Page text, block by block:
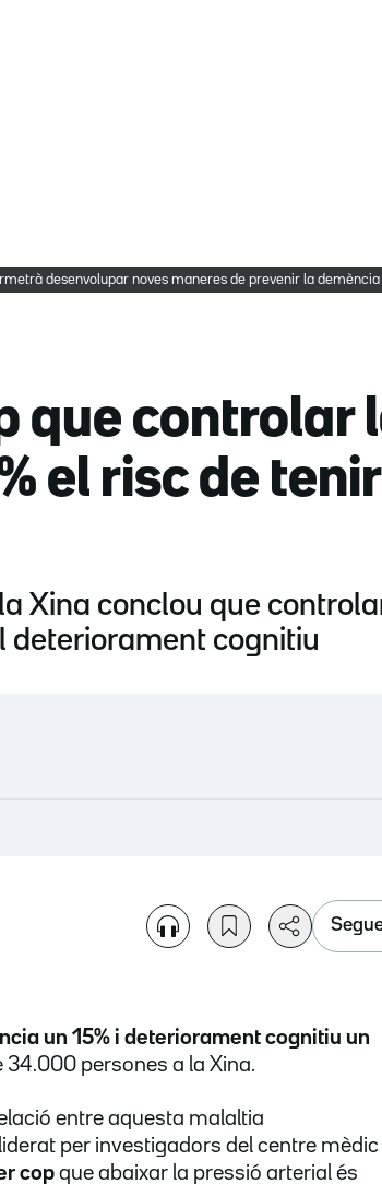
desenvolupar noves maneres de prevenir la
que controlar
el risc de tenir
Xina conclou que
deteriorament cognitiu
un 15% i deteriorament cognitiu un
persones a la Xina.
entre aquesta malaltia
per investigadors del centre mèdic
cop que abaixar la pressió arterial és